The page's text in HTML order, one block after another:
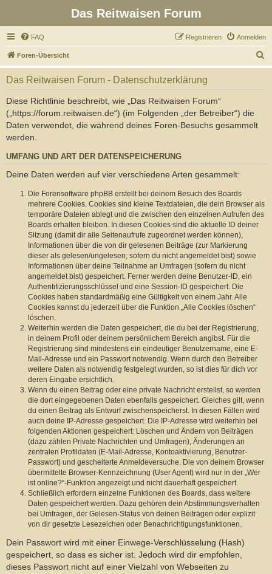
Das Reitwaisen Forum
FAQ Anmelden
Registrieren
Foren-Übersicht
u
Das Reitwaisen Forum - Datenschutzerklärung
Diese Richtlinie beschreibt, wie „Das Reitwaisen Forum“
(„https://forum.reitwaisen.de“) (im Folgenden „der Betreiber“) die
Daten verwendet, die während deines Foren-Besuchs gesammelt
werden.
UMFANG UND ART DER DATENSPEICHERUNG
Deine Daten werden auf vier verschiedene Arten gesammelt:
Die Forensoftware phpBB erstellt bei deinem Besuch des Boards
mehrere Cookies. Cookies sind kleine Textdateien, die dein Browser als
temporäre Dateien ablegt und die zwischen den einzelnen Aufrufen des
Boards erhalten bleiben. In diesen Cookies sind die aktuelle ID deiner
Sitzung (damit dir alle Seitenaufrufe zugeordnet werden können),
Informationen über die von dir gelesenen Beiträge (zur Markierung
dieser als gelesen/ungelesen; sofern du nicht angemeldet bist) sowie
Informationen über deine Teilnahme an Umfragen (sofern du nicht
angemeldet bist) gespeichert. Ferner werden deine Benutzer-ID, ein
Authentifizierungsschlüssel und eine Session-ID gespeichert. Die
Cookies haben standardmäßig eine Gültigkeit von einem Jahr. Alle
Cookies kannst du jederzeit über die Funktion „Alle Cookies löschen“
löschen.
Weiterhin werden die Daten gespeichert, die du bei der Registrierung,
in deinem Profil oder deinem persönlichem Bereich angibst. Für die
Registrierung sind mindestens ein eindeutiger Benutzername, eine E-
Mail-Adresse und ein Passwort notwendig. Wenn durch den Betreiber
weitere Daten als notwendig festgelegt wurden, so ist dies für dich vor
deren Eingabe ersichtlich.
Wenn du einen Beitrag oder eine private Nachricht erstellst, so werden
die dort eingegebenen Daten ebenfalls gespeichert. Gleiches gilt, wenn
du einen Beitrag als Entwurf zwischenspeicherst. In diesen Fällen wird
auch deine IP-Adresse gespeichert. Die IP-Adresse wird weiterhin bei
folgenden Aktionen gespeichert: Löschen und Ändern von Beiträgen
(dazu zählen Private Nachrichten und Umfragen), Änderungen an
zentralen Profildaten (E-Mail-Adresse, Kontoaktivierung, Benutzer-
Passwort) und gescheiterte Anmeldeversuche. Die von deinem Browser
übermittelte Browser-Kennzeichnung (User Agent) wird nur in der „Wer
ist online?“-Funktion angezeigt und nicht dauerhaft gespeichert.
Schließlich erfordern einzelne Funktionen des Boards, dass weitere
Daten gespeichert werden. Dazu gehören dein Abstimmungsverhalten
bei Umfragen, der Gelesen-Status von deinen Beiträgen oder explizit
von dir gesetzte Lesezeichen oder Benachrichtigungsfunktionen.
Dein Passwort wird mit einer Einwege-Verschlüsselung (Hash)
gespeichert, so dass es sicher ist. Jedoch wird dir empfohlen,
dieses Passwort nicht auf einer Vielzahl von Webseiten zu